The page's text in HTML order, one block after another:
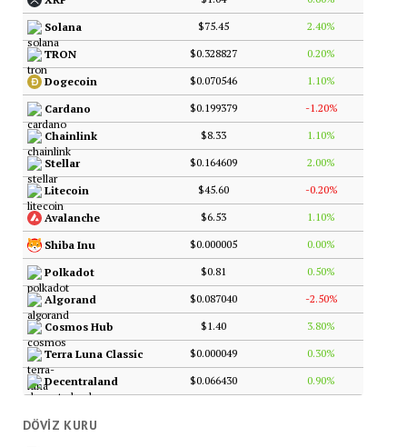
Solana $75.45 2.40%
TRON $0.328827 0.20%
Dogecoin $0.070546 1.10%
Cardano $0.199379 -1.20%
Chainlink $8.33 1.10%
Stellar $0.164609 2.00%
Litecoin $45.60 -0.20%
Avalanche $6.53 1.10%
Shiba Inu $0.000005 0.00%
Polkadot $0.81 0.50%
Algorand $0.087040 -2.50%
Cosmos Hub $1.40 3.80%
Terra Luna Classic $0.000049 0.30%
Decentraland $0.066430 0.90%
DÖVIZ KURU